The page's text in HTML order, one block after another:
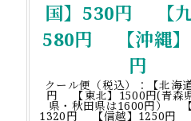
国】530円 【九
580円 【沖縄
円
クール便（税込）：【北海
円 【東北】1500円(青森
県・秋田県は1600円） 【
1320円 【信越】1250円